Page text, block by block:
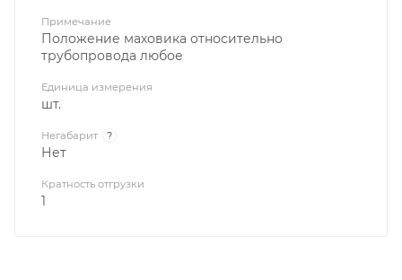
Примечание
Положение маховика относительно
трубопровода любое
Единица измерения
шт.
Негабарит ?
Нет
Кратность отгрузки
1